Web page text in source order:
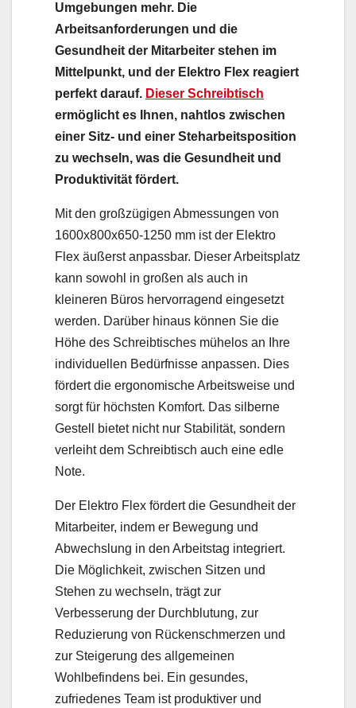
Umgebungen mehr. Die
Arbeitsanforderungen und die
Gesundheit der Mitarbeiter stehen im
Mittelpunkt, und der Elektro Flex reagiert
perfekt darauf. Dieser Schreibtisch
ermöglicht es Ihnen, nahtlos zwischen
einer Sitz- und einer Steharbeitsposition
zu wechseln, was die Gesundheit und
Produktivität fördert.
Mit den großzügigen Abmessungen von
1600x800x650-1250 mm ist der Elektro
Flex äußerst anpassbar. Dieser Arbeitsplatz
kann sowohl in großen als auch in
kleineren Büros hervorragend eingesetzt
werden. Darüber hinaus können Sie die
Höhe des Schreibtisches mühelos an Ihre
individuellen Bedürfnisse anpassen. Dies
fördert die ergonomische Arbeitsweise und
sorgt für höchsten Komfort. Das silberne
Gestell bietet nicht nur Stabilität, sondern
verleiht dem Schreibtisch auch eine edle
Note.
Der Elektro Flex fördert die Gesundheit der
Mitarbeiter, indem er Bewegung und
Abwechslung in den Arbeitstag integriert.
Die Möglichkeit, zwischen Sitzen und
Stehen zu wechseln, trägt zur
Verbesserung der Durchblutung, zur
Reduzierung von Rückenschmerzen und
zur Steigerung des allgemeinen
Wohlbefindens bei. Ein gesundes,
zufriedenes Team ist produktiver und